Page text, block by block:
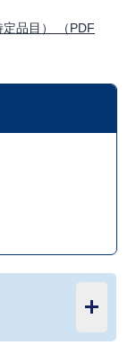
品目） （PDF